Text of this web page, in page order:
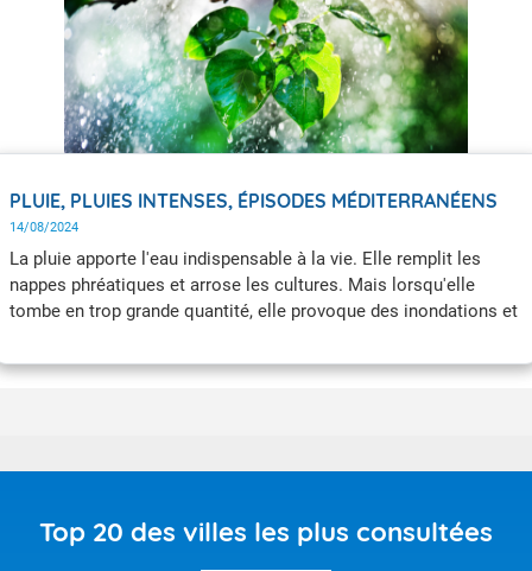
PLUIE, PLUIES INTENSES, ÉPISODES MÉDITERRANÉENS
14/08/2024
La pluie apporte l'eau indispensable à la vie. Elle remplit les
nappes phréatiques et arrose les cultures. Mais lorsqu'elle
tombe en trop grande quantité, elle provoque des inondations et
intenses ? Qu’est-ce qu’un épisode méditerranéen ? Quels sont
Top 20 des villes les plus consultées